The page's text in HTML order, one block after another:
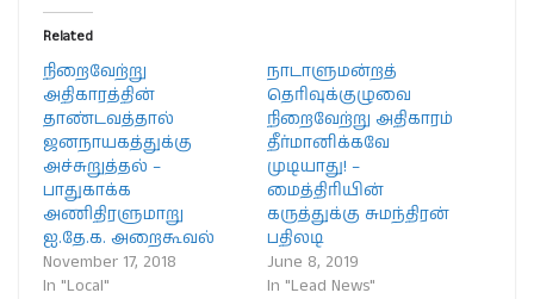
Related
நிறைவேற்று
அதிகாரத்தின்
தாண்டவத்தால்
ஜனநாயகத்துக்கு
அச்சுறுத்தல் –
பாதுகாக்க
அணிதிரளுமாறு
ஐ.தே.க. அறைகூவல்
November 17, 2018
In "Local"
நாடாளுமன்றத்
தெரிவுக்குழுவை
நிறைவேற்று அதிகாரம்
தீர்மானிக்கவே
முடியாது! –
மைத்திரியின்
கருத்துக்கு சுமந்திரன்
பதிலடி
June 8, 2019
In "Lead News"